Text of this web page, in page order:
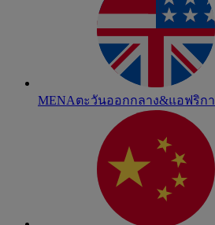
MENAตะวันออกกลาง&แอฟริกา